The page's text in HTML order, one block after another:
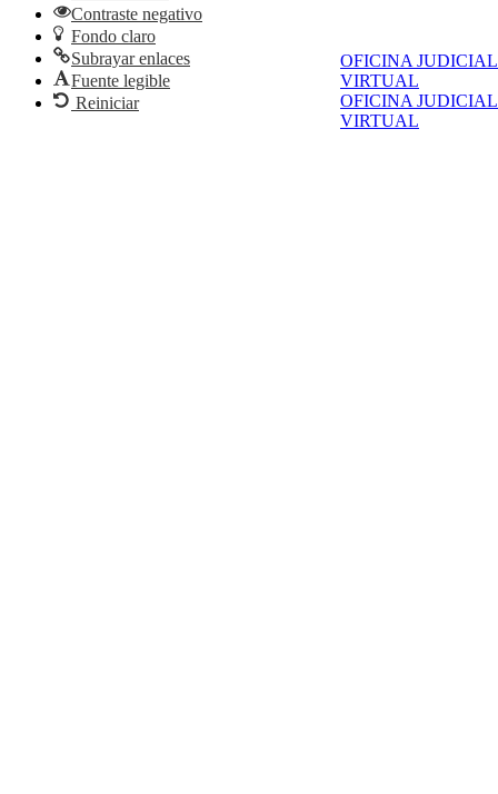
OFICINA JUDICIAL
VIRTUAL
OFICINA JUDICIAL
VIRTUAL
Contraste negativo
Fondo claro
Subrayar enlaces
Fuente legible
Reiniciar